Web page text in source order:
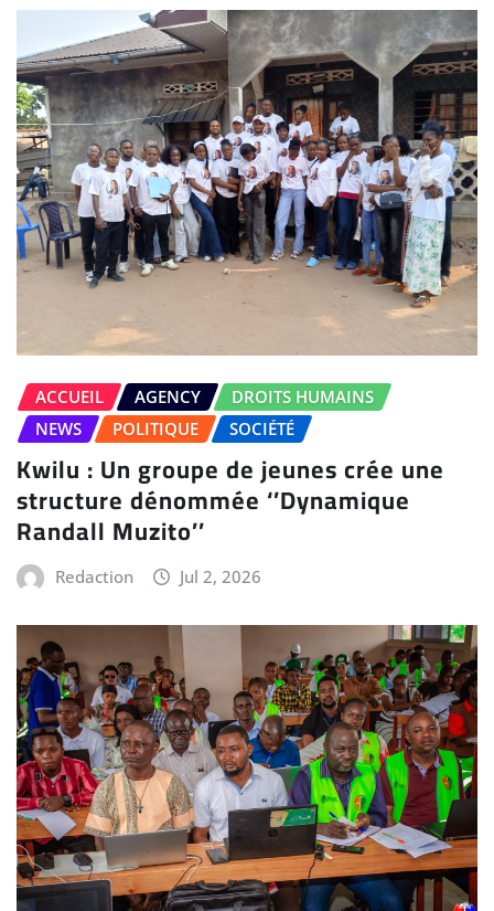
ACCUEIL AGENCY
DROITS HUMAINS
NEWS
POLITIQUE SOCIÉTÉ
Kwilu : Un groupe de jeunes crée une
structure dénommée ‘’Dynamique
Randall Muzito’’
Redaction Jul 2, 2026